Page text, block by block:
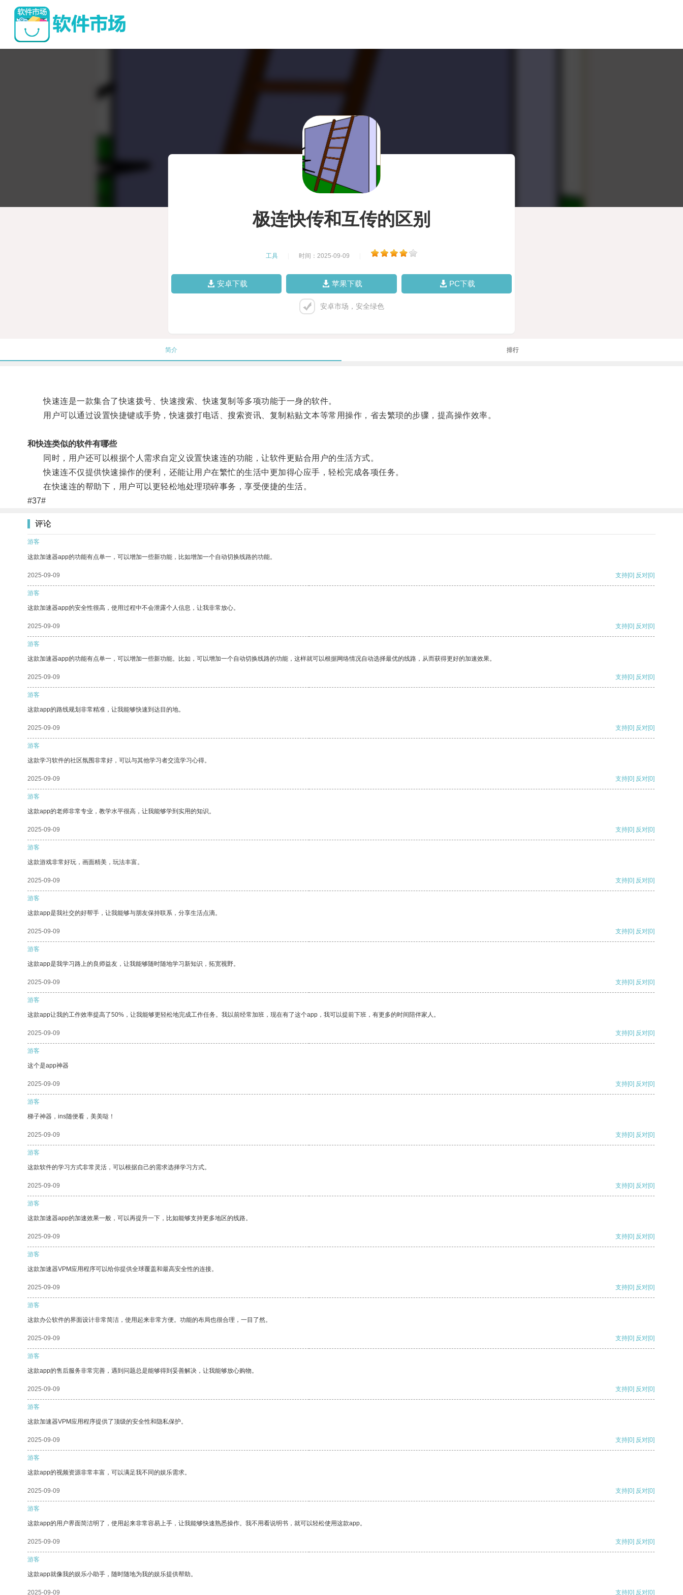
极连快传和互传的区别
工具 时间：2025-09-09
安卓下载 苹果下载 PC下载
安卓市场，安全绿色
简介 排行
快速连是一款集合了快速拨号、快速搜索、快速复制等多项功能于一身的软件。
用户可以通过设置快捷键或手势，快速拨打电话、搜索资讯、复制粘贴文本等常用操作，省去繁琐的步骤，提高操作效率。
和快连类似的软件有哪些
同时，用户还可以根据个人需求自定义设置快速连的功能，让软件更贴合用户的生活方式。
快速连不仅提供快速操作的便利，还能让用户在繁忙的生活中更加得心应手，轻松完成各项任务。
在快速连的帮助下，用户可以更轻松地处理琐碎事务，享受便捷的生活。
#37#
评论
游客
这款加速器app的功能有点单一，可以增加一些新功能，比如增加一个自动切换线路的功能。
2025-09-09 支持[0] 反对[0]
游客
这款加速器app的安全性很高，使用过程中不会泄露个人信息，让我非常放心。
2025-09-09 支持[0] 反对[0]
游客
这款加速器app的功能有点单一，可以增加一些新功能。比如，可以增加一个自动切换线路的功能，这样就可以根据网络情况自动选择最优的线路，从而获得更好的加速效果。
2025-09-09 支持[0] 反对[0]
游客
这款app的路线规划非常精准，让我能够快速到达目的地。
2025-09-09 支持[0] 反对[0]
游客
这款学习软件的社区氛围非常好，可以与其他学习者交流学习心得。
2025-09-09 支持[0] 反对[0]
游客
这款app的老师非常专业，教学水平很高，让我能够学到实用的知识。
2025-09-09 支持[0] 反对[0]
游客
这款游戏非常好玩，画面精美，玩法丰富。
2025-09-09 支持[0] 反对[0]
游客
这款app是我社交的好帮手，让我能够与朋友保持联系，分享生活点滴。
2025-09-09 支持[0] 反对[0]
游客
这款app是我学习路上的良师益友，让我能够随时随地学习新知识，拓宽视野。
2025-09-09 支持[0] 反对[0]
游客
这款app让我的工作效率提高了50%，让我能够更轻松地完成工作任务。我以前经常加班，现在有了这个app，我可以提前下班，有更多的时间陪伴家人。
2025-09-09 支持[0] 反对[0]
游客
这个是app神器
2025-09-09 支持[0] 反对[0]
游客
梯子神器，ins随便看，美美哒！
2025-09-09 支持[0] 反对[0]
游客
这款软件的学习方式非常灵活，可以根据自己的需求选择学习方式。
2025-09-09 支持[0] 反对[0]
游客
这款加速器app的加速效果一般，可以再提升一下，比如能够支持更多地区的线路。
2025-09-09 支持[0] 反对[0]
游客
这款加速器VPM应用程序可以给你提供全球覆盖和最高安全性的连接。
2025-09-09 支持[0] 反对[0]
游客
这款办公软件的界面设计非常简洁，使用起来非常方便。功能的布局也很合理，一目了然。
2025-09-09 支持[0] 反对[0]
游客
这款app的售后服务非常完善，遇到问题总是能够得到妥善解决，让我能够放心购物。
2025-09-09 支持[0] 反对[0]
游客
这款加速器VPM应用程序提供了顶级的安全性和隐私保护。
2025-09-09 支持[0] 反对[0]
游客
这款app的视频资源非常丰富，可以满足我不同的娱乐需求。
2025-09-09 支持[0] 反对[0]
游客
这款app的用户界面简洁明了，使用起来非常容易上手，让我能够快速熟悉操作。我不用看说明书，就可以轻松使用这款app。
2025-09-09 支持[0] 反对[0]
游客
这款app就像我的娱乐小助手，随时随地为我的娱乐提供帮助。
2025-09-09 支持[0] 反对[0]